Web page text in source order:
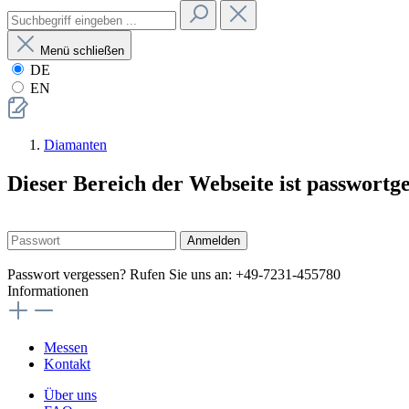
Menü schließen
DE
EN
Diamanten
Dieser Bereich der Webseite ist
Anmelden
Passwort vergessen? Rufen Sie uns an: +49-7231-455780
Informationen
Messen
Kontakt
Über uns